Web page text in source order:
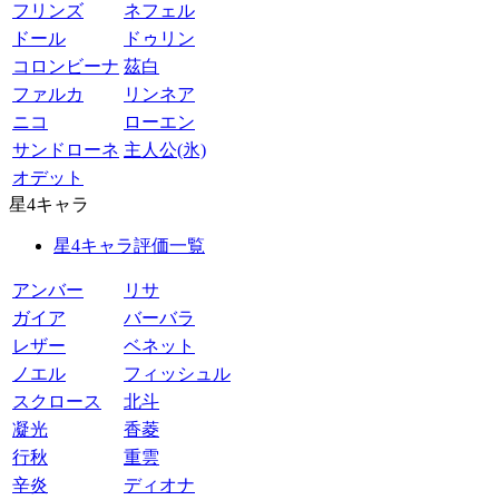
フリンズ
ネフェル
ドール
ドゥリン
コロンビーナ 茲白
ファルカ
リンネア
ニコ
ローエン
サンドローネ 主人公(氷)
オデット
星4キャラ
星4キャラ評価一覧
アンバー
リサ
ガイア
バーバラ
レザー
ベネット
ノエル
フィッシュル
スクロース
北斗
凝光
香菱
行秋
重雲
辛炎
ディオナ